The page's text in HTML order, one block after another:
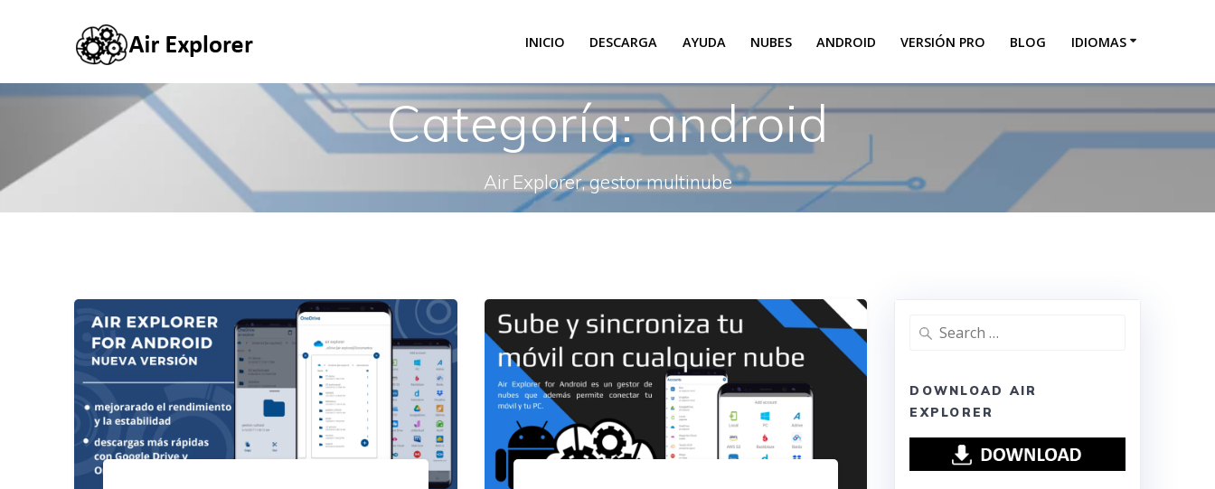
INICIO DESCARGA AYUDA NUBES ANDROID VERSIÓN PRO BLOG IDIOMAS
Categoría:android
Air Explorer, gestor multinube
DOWNLOAD AIR
EXPLORER